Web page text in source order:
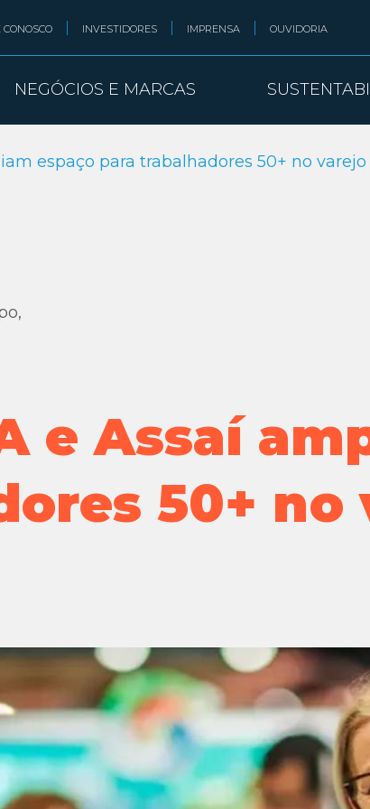
CONOSCO INVESTIDORES IMPRENSA OUVIDORIA
NEGÓCIOS E MARCAS
espaço para trabalhadores 50+ no varejo
e Assaí
50+ no